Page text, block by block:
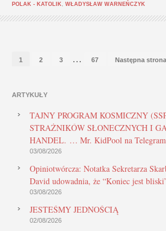
POLAK - KATOLIK
WŁADYSŁAW WARNEŃCZYK
1 2 3 … 67 Następna
ARTYKUŁY
TAJNY PROGRAM KOSMICZNY
STRAŻNIKÓW SŁONECZNYCH I
HANDEL. … Mr. KidPool na
03/08/2026
Opiniotwórcza: Notatka Sekretarza
David udowadnia, że “Koniec jest
03/08/2026
JESTEŚMY JEDNOŚCIĄ
02/08/2026